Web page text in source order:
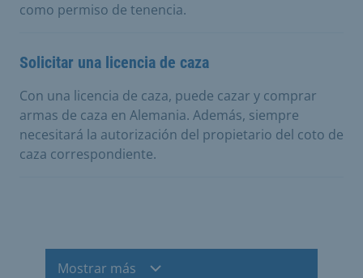
como permiso de tenencia.
Solicitar una licencia de caza
Con una licencia de caza, puede cazar y comprar
armas de caza en Alemania. Además, siempre
necesitará la autorización del propietario del coto de
caza correspondiente.
Mostrar más